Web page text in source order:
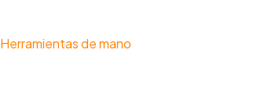
Herramientas de mano